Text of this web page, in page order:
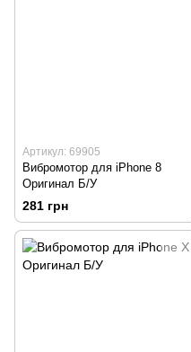
Артикул: 69905
Вибромотор для iPhone 8
Оригинал Б/У
281 грн